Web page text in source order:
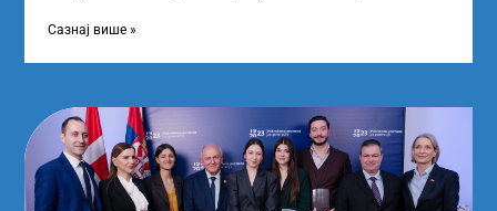
догађају су се
Сазнај више »